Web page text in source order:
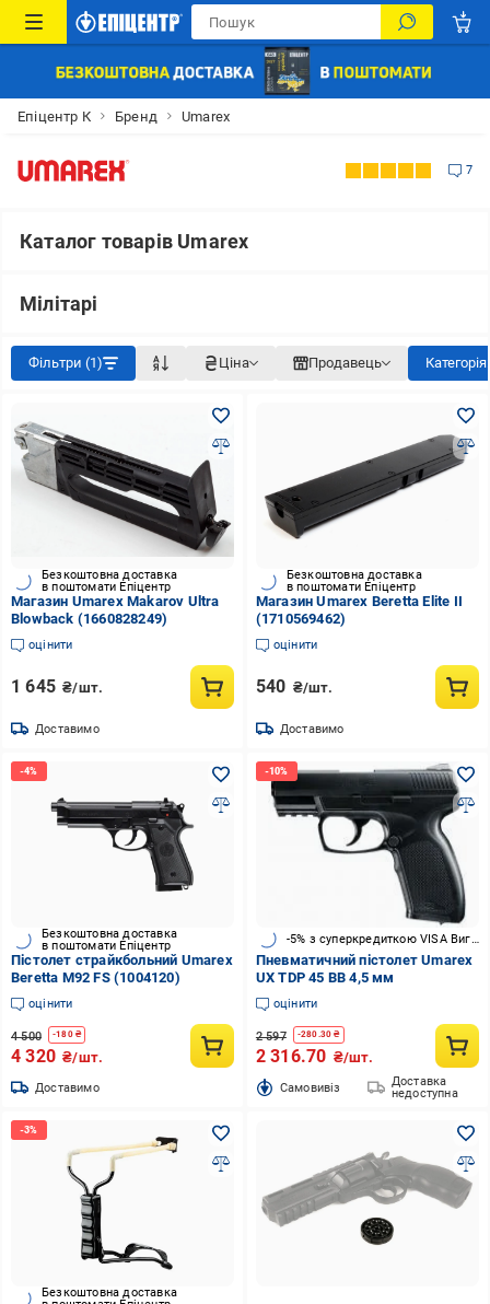
Епіцентр К Бренд Umarex
7
Каталог товарів Umarex
Мілітарі
Фільтри (1) Ціна Продавець
Безкоштовна доставка
в поштомати Епіцентр
Магазин Umarex Makarov Ultra
Blowback (1660828249)
оцінити
1 645 ₴/шт.
Доставимо
Безкоштовна доставка
в поштомати Епіцентр
Магазин Umarex Beretta Elite II
(1710569462)
оцінити
540 ₴/шт.
Доставимо
Безкоштовна доставка
в поштомати Епіцентр
Пістолет страйкбольний Umarex
Beretta M92 FS (1004120)
оцінити
4 500 -180₴
4 320 ₴/шт.
Доставимо
Пневматичний пістолет Umarex
UX TDP 45 BB 4,5 мм
оцінити
2 597 -280.30 ₴
2 316.70 ₴/шт.
Cамовивіз
Доставка
недоступна
Безкоштовна доставка